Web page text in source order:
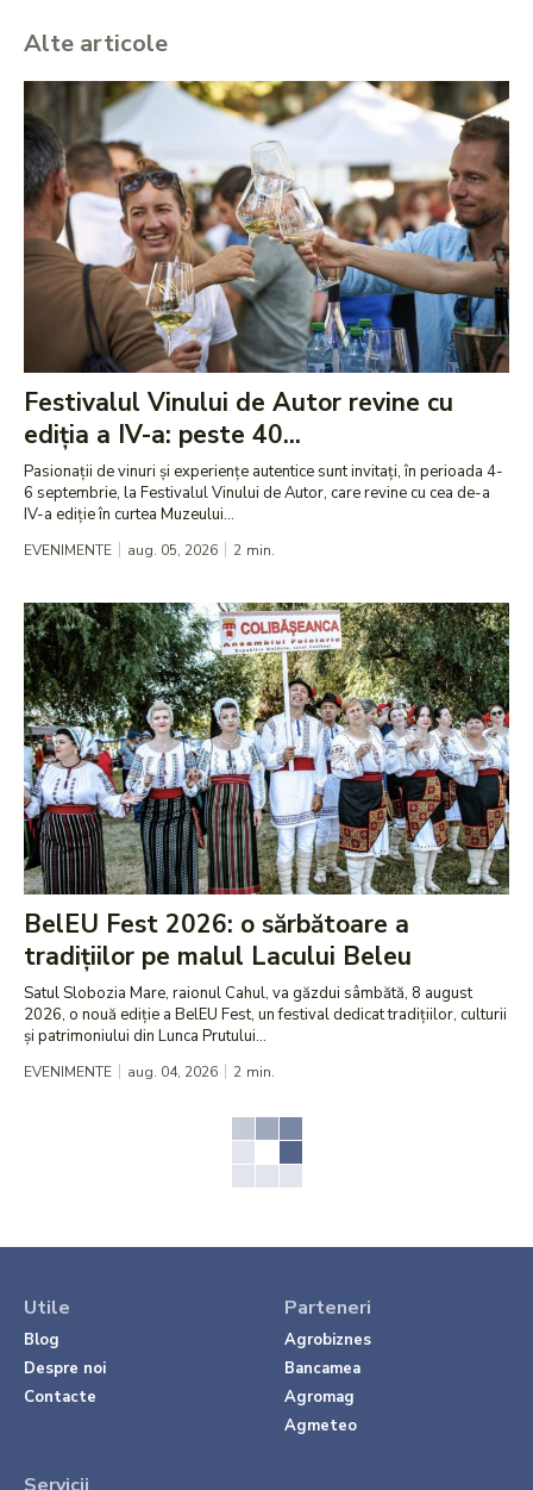
Alte articole
Festivalul Vinului de Autor revine cu
ediția a IV-a: peste 40...
Pasionații de vinuri și experiențe autentice sunt invitați, în perioada 4-
6 septembrie, la Festivalul Vinului de Autor, care revine cu cea de-a
IV-a ediție în curtea Muzeului...
EVENIMENTE aug. 05, 2026 2 min.
BelEU Fest 2026: o sărbătoare a
tradițiilor pe malul Lacului Beleu
Satul Slobozia Mare, raionul Cahul, va găzdui sâmbătă, 8 august
2026, o nouă ediție a BelEU Fest, un festival dedicat tradițiilor, culturii
și patrimoniului din Lunca Prutului...
EVENIMENTE aug. 04, 2026 2 min.
Utile
Blog
Despre noi
Contacte
Parteneri
Agrobiznes
Bancamea
Agromag
Agmeteo